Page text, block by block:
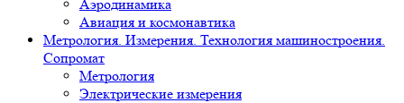
Аэродинамика
Авиация и космонавтика
Метрология. Измерения. Технология машиностроения.
Сопромат
Метрология
Электрические измерения